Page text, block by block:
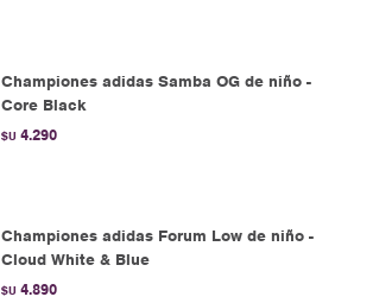
Championes adidas Samba OG de niño -
Core Black
$U 4.290
Championes adidas Forum Low de niño -
Cloud White & Blue
$U 4.890